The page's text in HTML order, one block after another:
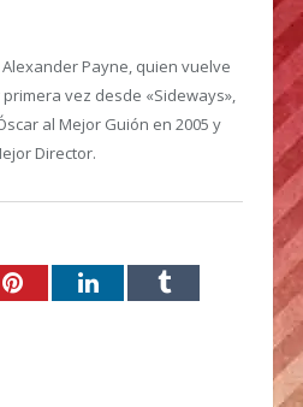
Payne, quien vuelve
vez desde «Sideways»,
al Mejor Guión en 2005 y
Director.
PinterestLinkedInTumblr